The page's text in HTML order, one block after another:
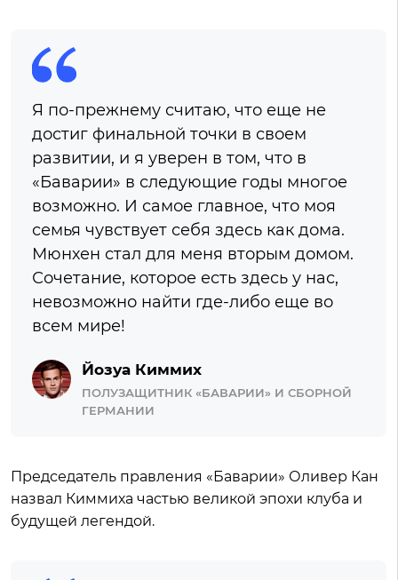
Я по-прежнему считаю, что еще не
достиг финальной точки в своем
развитии, и я уверен в том, что в
«Баварии» в следующие годы многое
возможно. И самое главное, что моя
семья чувствует себя здесь как дома.
Мюнхен стал для меня вторым домом.
Сочетание, которое есть здесь у нас,
невозможно найти где-либо еще во
всем мире!
Йозуа Киммих
ПОЛУЗАЩИТНИК «БАВАРИИ» И СБОРНОЙ
ГЕРМАНИИ
Председатель правления «Баварии» Оливер Кан
назвал Киммиха частью великой эпохи клуба и
будущей легендой.